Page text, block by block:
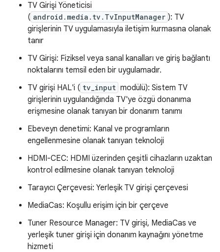
TV Girişi Yöneticisi
( android.media.tv.TvInputManager ): TV
girişlerinin TV uygulamasıyla iletişim kurmasına olanak
tanır
TV Girişi: Fiziksel veya sanal kanalları ve giriş bağlantı
noktalarını temsil eden bir uygulamadır.
TV girişi HAL'i ( tv_input modülü): Sistem TV
girişlerinin uygulandığında TV'ye özgü donanıma
erişmesine olanak tanıyan bir donanım tanımı
Ebeveyn denetimi: Kanal ve programların
engellenmesine olanak tanıyan teknoloji
HDMI-CEC: HDMI üzerinden çeşitli cihazların uzaktan
kontrol edilmesine olanak tanıyan teknoloji
Tarayıcı Çerçevesi: Yerleşik TV girişi çerçevesi
MediaCas: Koşullu erişim için bir çerçeve
Tuner Resource Manager: TV girişi, MediaCas ve
yerleşik tuner girişi için donanım kaynağını yönetme
hizmeti